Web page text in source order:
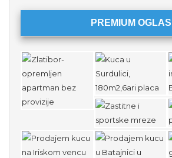
PREMIUM OGLASI